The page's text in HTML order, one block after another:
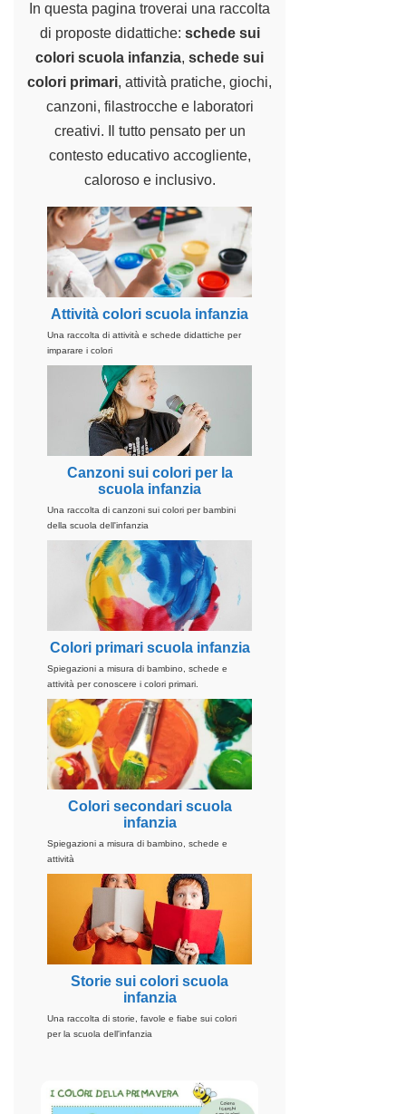
In questa pagina troverai una raccolta
di proposte didattiche: schede sui
colori scuola infanzia, schede sui
colori primari, attività pratiche, giochi,
canzoni, filastrocche e laboratori
creativi. Il tutto pensato per un
contesto educativo accogliente,
caloroso e inclusivo.
Attività colori scuola infanzia
Una raccolta di attività e schede didattiche per
imparare i colori
Canzoni sui colori per la
scuola infanzia
Una raccolta di canzoni sui colori per bambini
della scuola dell'infanzia
Colori primari scuola infanzia
Spiegazioni a misura di bambino, schede e
attività per conoscere i colori primari.
Colori secondari scuola
infanzia
Spiegazioni a misura di bambino, schede e
attività
Storie sui colori scuola
infanzia
Una raccolta di storie, favole e fiabe sui colori
per la scuola dell'infanzia